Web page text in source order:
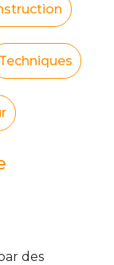
Techniques
des